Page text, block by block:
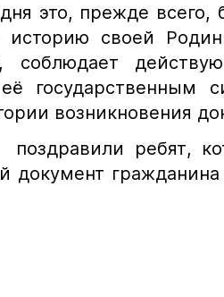
это, прежде всего,
историю своей
соблюдает
государственным
возникновения
ребят,
документ